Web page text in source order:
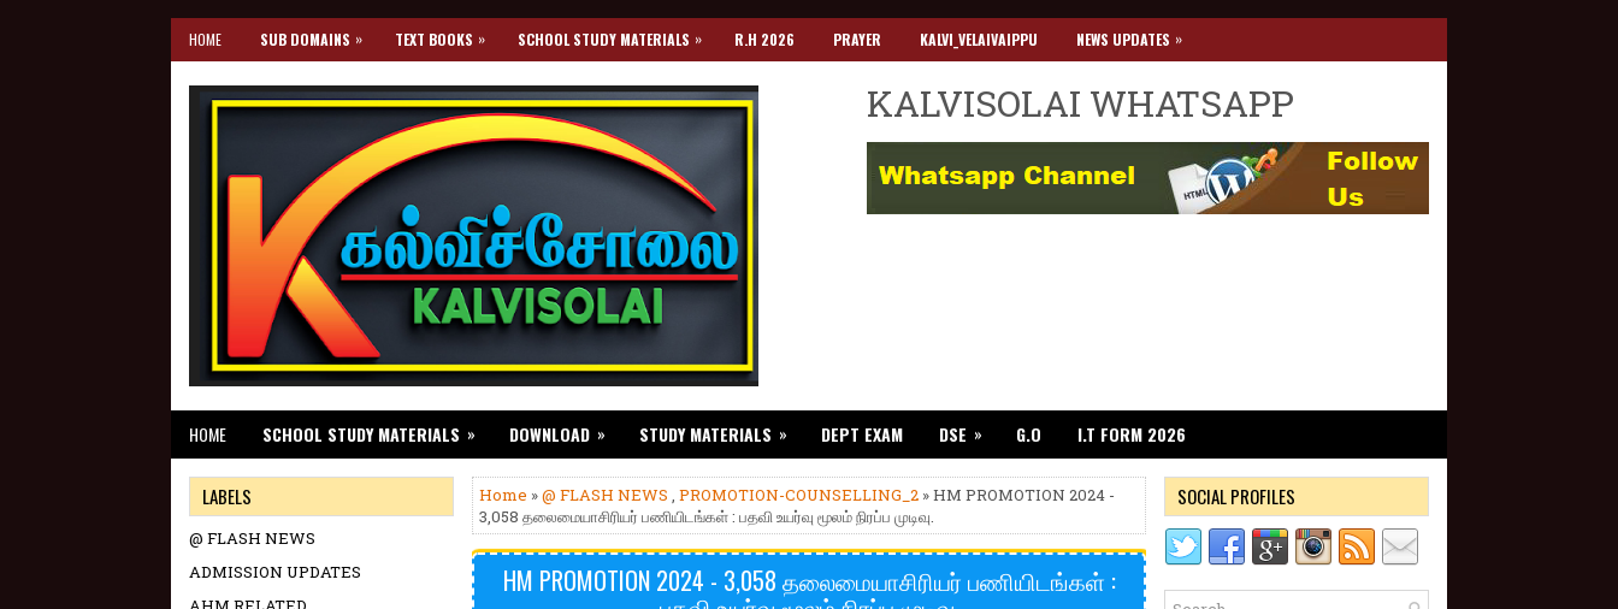
HOME SUB DOMAINS » TEXT BOOKS » SCHOOL STUDY MATERIALS » R.H 2026 PRAYER KALVI_VELAIVAIPPU NEWS UPDATES »
KALVISOLAI WHATSAPP
HOME SCHOOL STUDY MATERIALS » DOWNLOAD » STUDY MATERIALS » DEPT EXAM DSE » G.O I.T FORM 2026
Home »@ FLASH NEWS , PROMOTION-COUNSELLING_2 » HM PROMOTION 2024 -
3,058 தலைமையாசிரியர் பணியிடங்கள் : பதவி உயர்வு மூலம் நிரப்ப முடிவு.
HM PROMOTION 2024 - 3,058 தலைமையாசிரியர் பணியிடங்கள் :
LABELS
@ FLASH NEWS
ADMISSION UPDATES
SOCIAL PROFILES